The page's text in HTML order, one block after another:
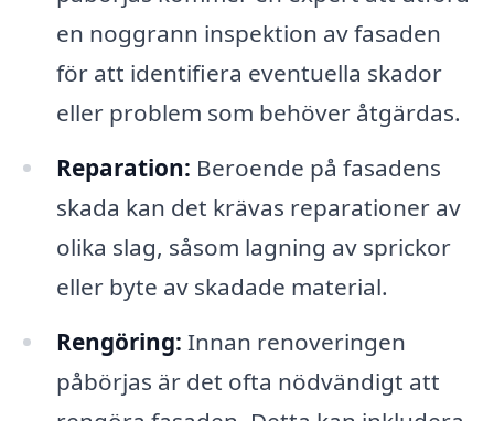
en noggrann inspektion av fasaden
för att identifiera eventuella skador
eller problem som behöver åtgärdas.
Reparation: Beroende på fasadens
skada kan det krävas reparationer av
olika slag, såsom lagning av sprickor
eller byte av skadade material.
Rengöring: Innan renoveringen
påbörjas är det ofta nödvändigt att